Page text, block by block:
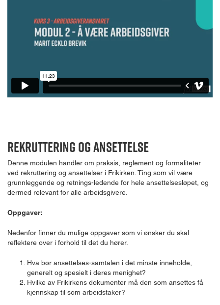
Rekruttering og ansettelse
Denne modulen handler om praksis, reglement og formaliteter
ved rekruttering og ansettelser i Frikirken. Ting som vil være
grunnleggende og retnings-ledende for hele ansettelsesløpet, og
dermed relevant for alle arbeidsgivere.
Oppgaver:
Nedenfor finner du mulige oppgaver som vi ønsker du skal
reflektere over i forhold til det du hører.
Hva bør ansettelses-samtalen i det minste inneholde,
generelt og spesielt i deres menighet?
Hvilke av Frikirkens dokumenter må den som ansettes få
kjennskap til som arbeidstaker?